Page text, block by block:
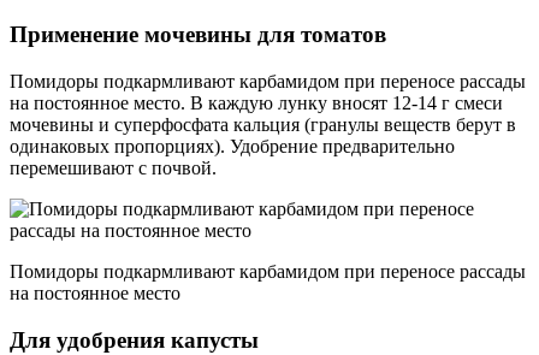
Применение мочевины для томатов
Помидоры подкармливают карбамидом при переносе рассады
на постоянное место. В каждую лунку вносят 12-14 г смеси
мочевины и суперфосфата кальция (гранулы веществ берут в
одинаковых пропорциях). Удобрение предварительно
перемешивают с почвой.
Помидоры подкармливают карбамидом при переносе рассады
на постоянное место
Для удобрения капусты